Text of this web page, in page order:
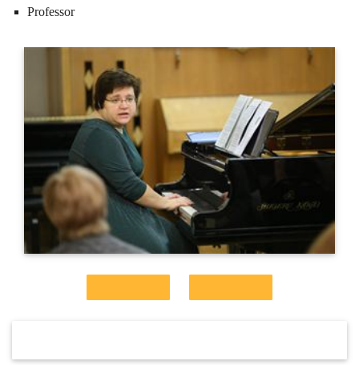
Professor